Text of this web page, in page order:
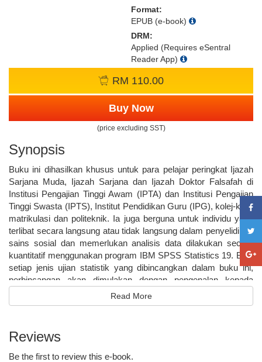
Format:
EPUB (e-book)
DRM:
Applied (Requires eSentral
Reader App)
RM 110.00
Buy Now
(price excluding SST)
Synopsis
Buku ini dihasilkan khusus untuk para pelajar peringkat Ijazah
Sarjana Muda, Ijazah Sarjana dan Ijazah Doktor Falsafah di
Institusi Pengajian Tinggi Awam (IPTA) dan Institusi Pengajian
Tinggi Swasta (IPTS), Institut Pendidikan Guru (IPG), kolej-kolej
matrikulasi dan politeknik. Ia juga berguna untuk individu yang
terlibat secara langsung atau tidak langsung dalam penyelidikan
sains sosial dan memerlukan analisis data dilakukan secara
kuantitatif menggunakan program IBM SPSS Statistics 19. Bagi
setiap jenis ujian statistik yang dibincangkan dalam buku ini,
perbincangan akan dimulakan dengan pengenalan kepada
konsep dan andaian, diikuti dengan contoh berserta dengan
langkah-langkah dalam pengujian hipotesis berdasarkan output
memperoleh output analisis statistik melalui program IBM SPSS
Statistics 19
Read More
Reviews
Be the first to review this e-book.